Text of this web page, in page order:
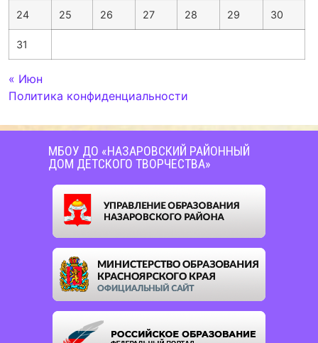
24 25 26 27 28 29 30
31
« Июн
Политика конфиденциальности
МБОУ ДО «НАЗАРОВСКИЙ РАЙОННЫЙ
ДОМ ДЕТСКОГО ТВОРЧЕСТВА»